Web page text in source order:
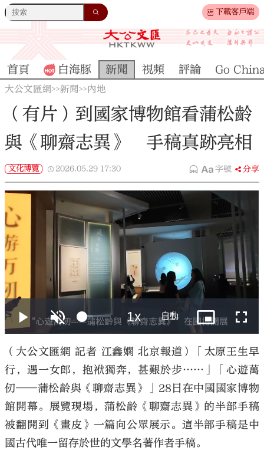
下載客戶端
首頁 白海豚 新聞 視頻 評論 Go
大公文匯網>>新聞>>內地
（有片）到國家博物館看蒲松齡
與《聊齋志異》 手稿真跡亮相
文化博覽 2026.05.29 17:30 字號 分享
（大公文匯網 記者 江鑫嫻 北京報道）「太原王生早
行，遇一女郎，抱袱獨奔，甚艱於步……」「心遊萬
仞——蒲松齡與《聊齋志異》」28日在中國國家博物
館開幕。展覽現場，蒲松齡《聊齋志異》的半部手稿
被翻開到《畫皮》一篇向公眾展示。這半部手稿是中
國古代唯一留存於世的文學名著作者手稿。